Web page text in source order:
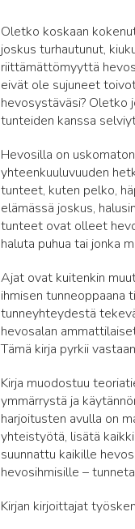
Oletko koskaan
joskus turhautunut,
riittämättömyyttä
eivät ole sujuneet
hevosystäväsi? Oletko
tunteiden kanssa
Hevosilla on
yhteenkuuluvuuden
tunteet, kuten pelko,
elämässä joskus,
tunteet ovat olleet
haluta puhua tai jonka
Ajat ovat kuitenkin
ihmisen tunneoppaana
tunneyhteydestä
hevosalan
Tämä kirja pyrkii
Kirja muodostuu
ymmärrystä ja
harjoitusten avulla on
yhteistyötä, lisätä
suunnattu kaikille
hevosihmisille –
Kirjan kirjoittajat